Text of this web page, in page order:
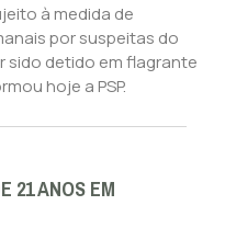
à medida de
por suspeitas do
sido detido em flagrante
hoje a PSP.
21 ANOS EM